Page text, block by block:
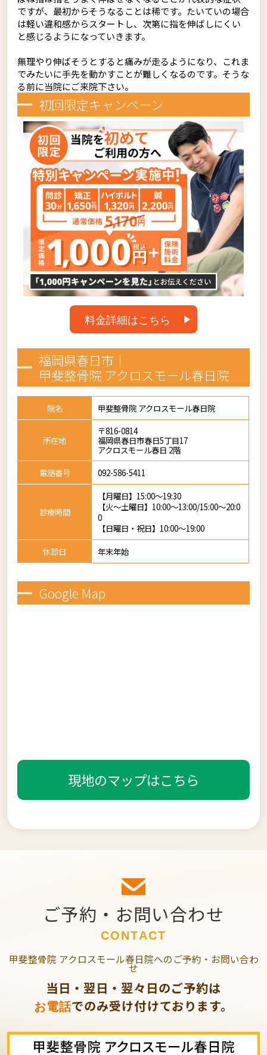
ですが、最初からそうなることは稀です。たいていの場合
は軽い違和感からスタートし、次第に指を伸ばしにくい
と感じるようになっていきます。
無理やり伸ばそうとすると痛みが走るようになり、これま
でみたいに手先を動かすことが難しくなるのです。そうな
る前に当院にご来院下さい。
初回限定キャンペーン
料金詳細はこちら
福岡県春日市｜
甲斐整骨院 アクロスモール春日院
院名 甲斐整骨院 アクロスモール春日院
所在地
〒816-0814
福岡県春日市春日5丁目17
アクロスモール春日 2階
電話番号
092-586-5411
診療時間
【月曜日】15:00～19:30
【火～土曜日】10:00～13:00/15:00～20:0
0
【日曜日・祝日】10:00～19:00
休診日
年末年始
Google Map
現地のマップはこちら
ご予約・お問い合わせ
CONTACT
甲斐整骨院 アクロスモール春日院へのご予約・お問い合わ
せ
当日・翌日・翌々日のご予約は
お電話でのみ受け付けております。